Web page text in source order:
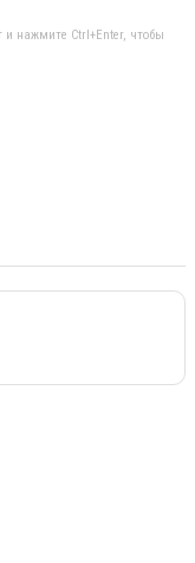
нажмите Ctrl+Enter, чтобы